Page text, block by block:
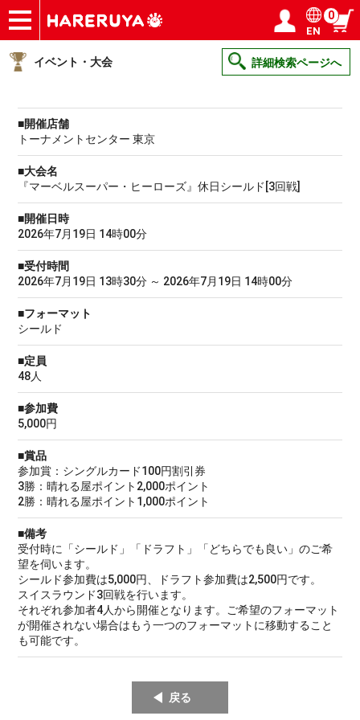
ショップ
買取
記事
デッキ検索
デッキ構築
選手一覧
店舗一覧
イベント
ヘルプ
お問い合わせ ログイン／会員登録
EN
0
イベント・大会 詳細検索ページへ
■開催店舗
トーナメントセンター 東京
■大会名
『マーベルスーパー・ヒーローズ』休日シールド[3回戦]
■開催日時
2026年7月19日 14時00分
■受付時間
2026年7月19日 13時30分 ～ 2026年7月19日 14時00分
■フォーマット
シールド
■定員
48人
■参加費
5,000円
■賞品
参加賞：シングルカード100円割引券
3勝：晴れる屋ポイント2,000ポイント
2勝：晴れる屋ポイント1,000ポイント
■備考
受付時に「シールド」「ドラフト」「どちらでも良い」のご希
望を伺います。
シールド参加費は5,000円、ドラフト参加費は2,500円です。
スイスラウンド3回戦を行います。
それぞれ参加者4人から開催となります。ご希望のフォーマット
が開催されない場合はもう一つのフォーマットに移動すること
も可能です。
戻る